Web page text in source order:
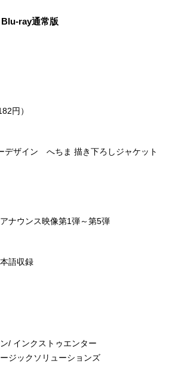
Blu-ray通常版
円）
デザイン へちま 描き下ろしジャケット
ナウンス映像第1弾～第5弾
語収録
/ インクストゥエンター
ジックソリューションズ